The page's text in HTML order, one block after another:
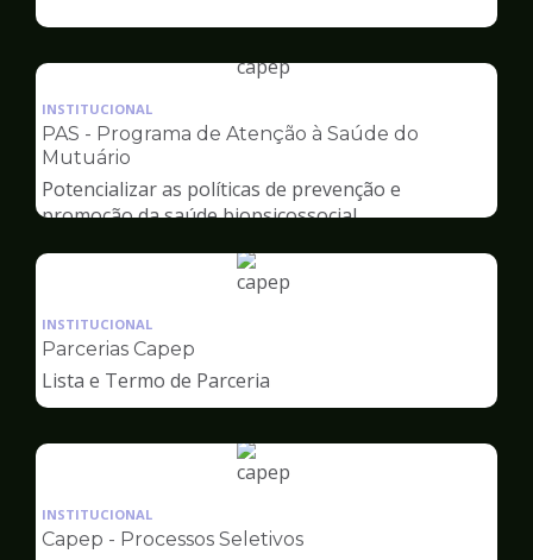
Capep
Ilustração
pagina
Capep
INSTITUCIONAL
PAS - Programa de Atenção à Saúde do
Mutuário
Potencializar as políticas de prevenção e
promoção da saúde biopsicossocial
Ilustração
Capep
INSTITUCIONAL
Parcerias Capep
Lista e Termo de Parceria
Ilustração
pagina
INSTITUCIONAL
Capep - Processos Seletivos